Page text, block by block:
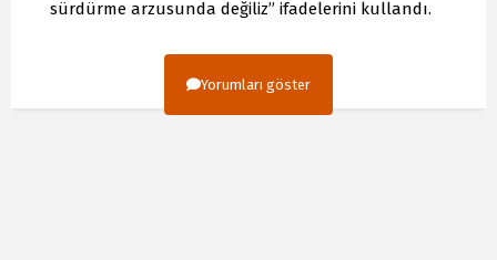
sürdürme arzusunda değiliz” ifadelerini kullandı.
Yorumları göster